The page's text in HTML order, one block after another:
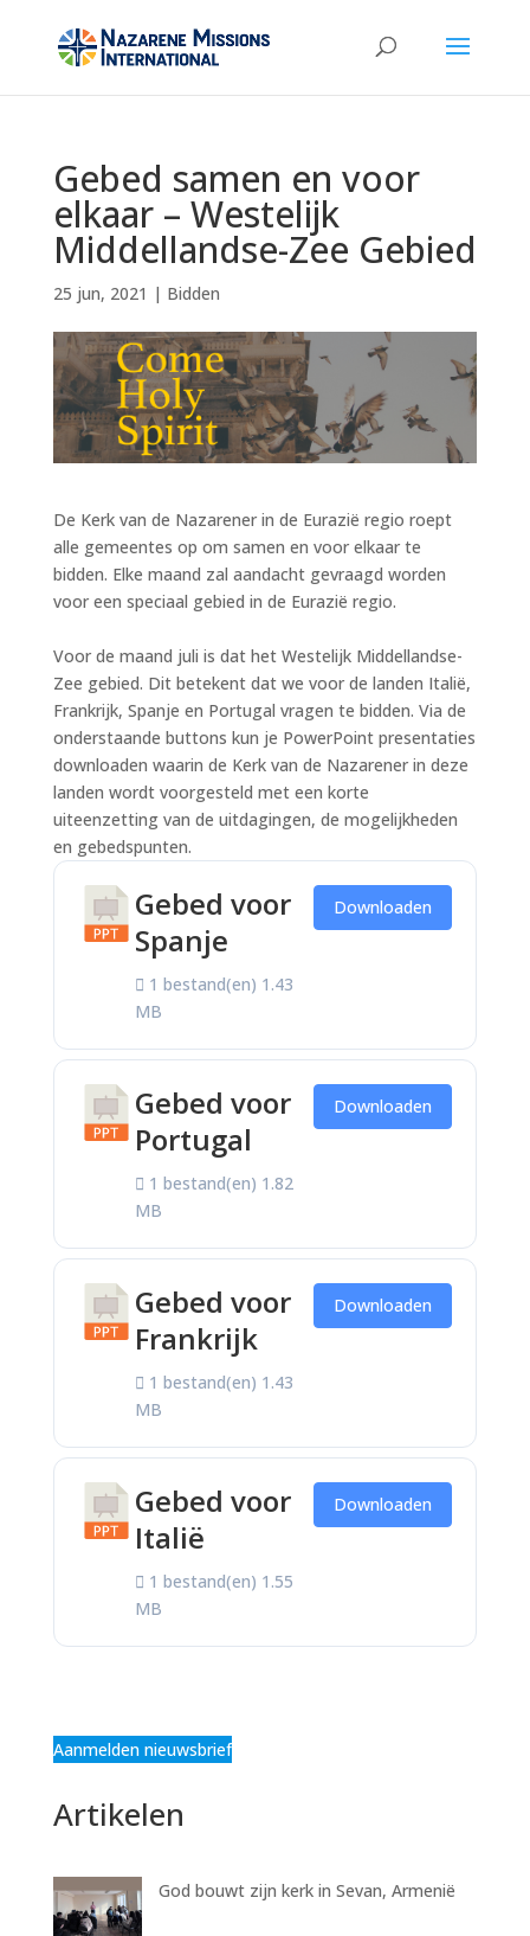
Gebed samen en voor
elkaar – Westelijk
Middellandse-Zee Gebied
25 jun, 2021 | Bidden
De Kerk van de Nazarener in de Eurazië regio roept
alle gemeentes op om samen en voor elkaar te
bidden. Elke maand zal aandacht gevraagd worden
voor een speciaal gebied in de Eurazië regio.
Voor de maand juli is dat het Westelijk Middellandse-
Zee gebied. Dit betekent dat we voor de landen Italië,
Frankrijk, Spanje en Portugal vragen te bidden. Via de
onderstaande buttons kun je PowerPoint presentaties
downloaden waarin de Kerk van de Nazarener in deze
landen wordt voorgesteld met een korte
uiteenzetting van de uitdagingen, de mogelijkheden
en gebedspunten.
Gebed voor
Spanje
1 bestand(en) 1.43
MB
Downloaden
Gebed voor
Portugal
1 bestand(en) 1.82
MB
Downloaden
Gebed voor
Frankrijk
1 bestand(en) 1.43
MB
Downloaden
Gebed voor
Italië
1 bestand(en) 1.55
MB
Downloaden
Aanmelden nieuwsbrief
Artikelen
God bouwt zijn kerk in Sevan, Armenië